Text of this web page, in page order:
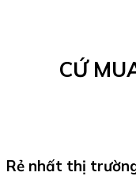
CỨ
Rẻ nhất thị